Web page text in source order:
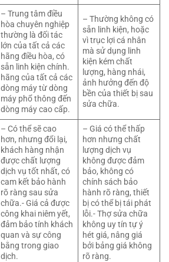
– Trung tâm điều
hòa chuyên nghiệp
thường là đối tác
lớn của tất cả các
hãng điều hòa, có
sẵn linh kiện chính.
hãng của tất cả các
dòng máy từ dòng
máy phổ thông đến
dòng máy cao cấp.
– Thường không có
sẵn linh kiện, hoặc
vì trục lợi cá nhân
mà sử dụng linh
kiện kém chất
lượng, hàng nhái,
ảnh hưởng đến độ
bền của thiết bị sau
sửa chữa.
– Có thể sẽ cao
hơn, nhưng đổi lại,
khách hàng nhận
được chất lượng
dịch vụ tốt nhất, có
cam kết bảo hành
rõ ràng sau sửa
chữa.- Giá cả được
công khai niêm yết,
đảm bảo tính khách
quan và sự công
bằng trong giao
dịch.
– Giá có thể thấp
hơn nhưng chất
lượng dịch vụ
không được đảm
bảo, không có
chính sách bảo
hành rõ ràng, thiết
bị có thể bị tái phát
lỗi.- Thợ sửa chữa
không uy tín tự ý
hét giá, nâng giá
bởi bảng giá không
rõ ràng.